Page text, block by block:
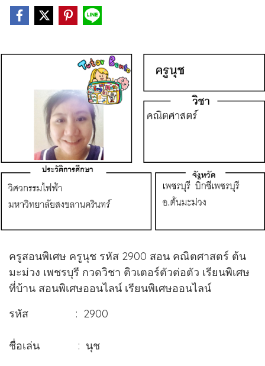
ครูสอนพิเศษ ครูนุช รหัส 2900 สอน คณิตศาสตร์ ต้น
มะม่วง เพชรบุรี กวดวิชา ติวเตอร์ตัวต่อตัว เรียนพิเศษ
ที่บ้าน สอนพิเศษออนไลน์ เรียนพิเศษออนไลน์
รหัส : 2900
ชื่อเล่น : นุช